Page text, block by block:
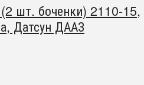
(2 шт. боченки) 2110-15,
Датсун ДААЗ